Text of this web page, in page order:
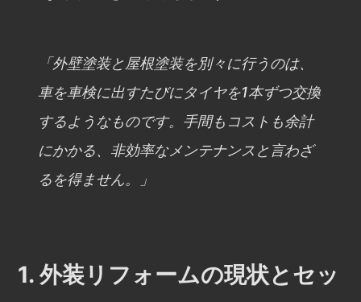
「外壁塗装と屋根塗装を別々に行うのは、
車を車検に出すたびにタイヤを1本ずつ交換
するようなものです。手間もコストも余計
にかかる、非効率なメンテナンスと言わざ
るを得ません。」
1. 外装リフォームの現状とセッ